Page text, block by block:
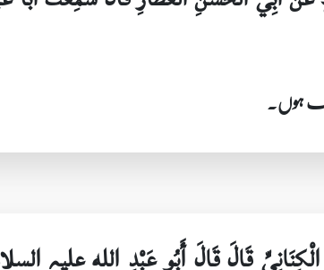
ہوں۔
قَالَ قَالَ أَبُو عَبْدِ الله علیہ